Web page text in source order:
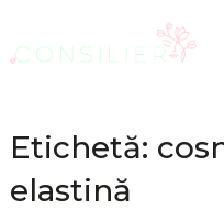
Etichetă:
elastină